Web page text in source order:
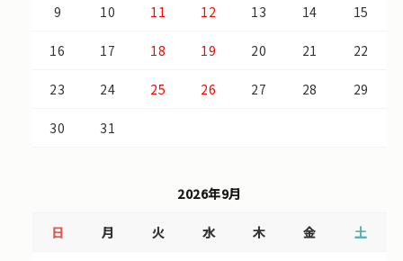
9 10 11 12 13 14 15
16 17 18 19 20 21 22
23 24 25 26 27 28 29
30 31
2026年9月
日 月 火 水 木 金 土